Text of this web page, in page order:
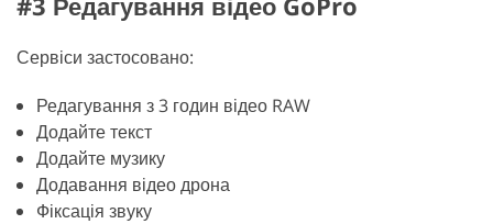
Сервіси застосовано:
Редагування з 3 годин відео RAW
Додайте текст
Додайте музику
Додавання відео дрона
Фіксація звуку